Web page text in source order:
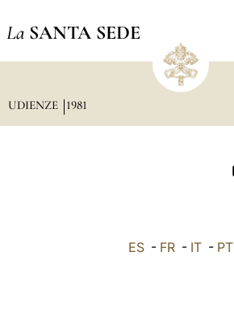
La SANTA SEDE
UDIENZE 1981
ES - FR - IT - PT